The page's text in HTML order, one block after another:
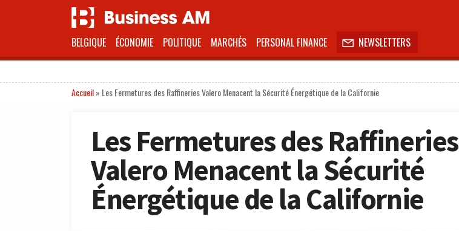
BELGIQUE ÉCONOMIE POLITIQUE MARCHÉS PERSONAL FINANCE  NEWSLETTERS
Accueil» Les Fermetures des Raffineries Valero Menacent la Sécurité Énergétique de la Californie
Les Fermetures des Raffineries
Valero Menacent la Sécurité
Énergétique de la Californie